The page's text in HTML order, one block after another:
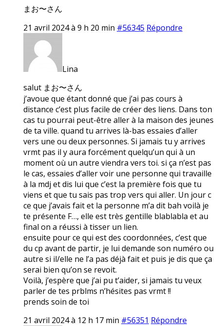
まお〜さん
21 avril 2024 à 9 h 20 min #56345 Répondre
Lina
salut まお〜さん
j’avoue que étant donné que j’ai pas cours à
distance c’est plus facile de créer des liens. Dans ton
cas tu pourrai peut-être aller à la maison des jeunes
de ta ville. quand tu arrives là-bas essaies d’aller
vers une ou deux personnes. Si jamais tu y arrives
vrmt pas il y aura forcément quelqu’un qui à un
moment où un autre viendra vers toi. si ça n’est pas
le cas, essaies d’aller voir une personne qui travaille
à la mdj et dis lui que c’est la première fois que tu
viens et que tu sais pas trop vers qui aller. Un jour c
ce que j’avais fait et la personne m’a dit bah voilà je
te présente F…, elle est très gentille blablabla et au
final on a réussi à tisser un lien.
ensuite pour ce qui est des coordonnées, c’est que
du cp avant de partir, je lui demande son numéro ou
autre si il/elle ne l’a pas déjà fait et puis je dis que ça
serai bien qu’on se revoit.
Voilà, j’espère que j’ai pu t’aider, si jamais tu veux
parler de tes prblms n’hésites pas vrmt !!
prends soin de toi
21 avril 2024 à 12 h 17 min #56351 Répondre